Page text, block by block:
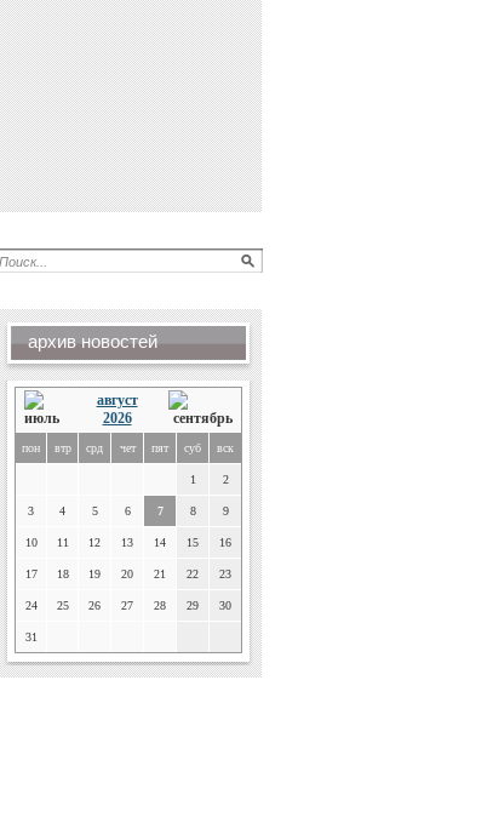
архив новостей
август
2026
пон втр срд чет пят суб вск
1 2
3 4 5 6 7 8 9
10 11 12 13 14 15 16
17 18 19 20 21 22 23
24 25 26 27 28 29 30
31